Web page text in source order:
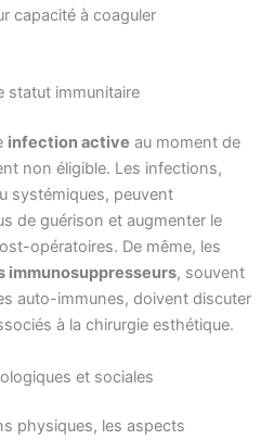
capacité à coaguler
statut immunitaire
infection active au moment de
non éligible. Les infections,
systémiques, peuvent
de guérison et augmenter le
opératoires. De même, les
immunosuppresseurs, souvent
auto-immunes, doivent discuter
à la chirurgie esthétique.
et sociales
physiques, les aspects